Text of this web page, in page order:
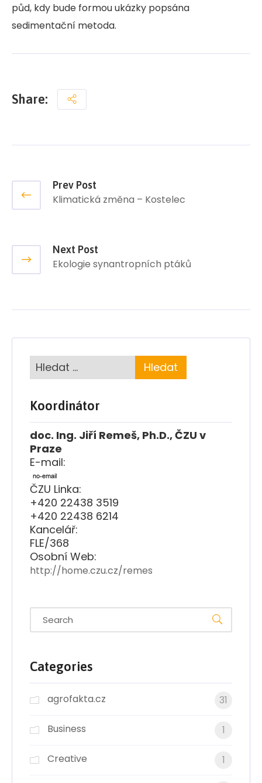
půd, kdy bude formou ukázky popsána
sedimentační metoda.
Share:
Prev Post
Klimatická změna – Kostelec
Next Post
Ekologie synantropních ptáků
Koordinátor
doc. Ing. Jiří Remeš, Ph.D., ČZU v
Praze
E-mail:
ČZU Linka:
+420 22438 3519
+420 22438 6214
Kancelář:
FLE/368
Osobní Web:
http://home.czu.cz/remes
Categories
agrofakta.cz 31
Business 1
Creative 1